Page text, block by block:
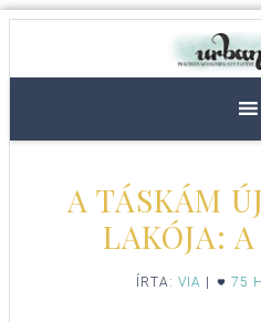
A TÁSKÁM
LAKÓJA:
ÍRTA: VIA 75